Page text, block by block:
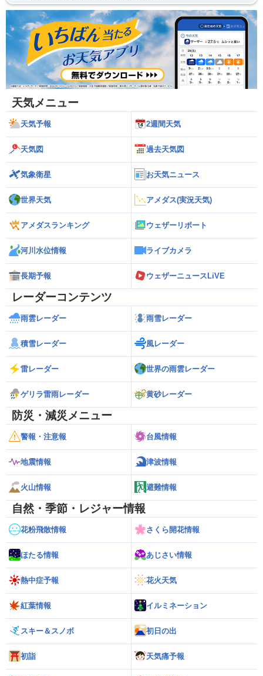
天気メニュー
天気予報 2週間天気
天気図 過去天気図
気象衛星 お天気ニュース
世界天気 アメダス(実況天気)
アメダスランキング ウェザーリポート
河川水位情報 ライブカメラ
長期予報 ウェザーニュースLiVE
レーダーコンテンツ
雨雲レーダー 雨雪レーダー
積雪レーダー 風レーダー
雷レーダー 世界の雨雲レーダー
ゲリラ雷雨レーダー 黄砂レーダー
防災・減災メニュー
警報・注意報 台風情報
地震情報 津波情報
火山情報 避難情報
自然・季節・レジャー情報
花粉飛散情報 さくら開花情報
ほたる情報 あじさい情報
熱中症予報 花火天気
紅葉情報 イルミネーション
スキー＆スノボ 初日の出
初詣 天気痛予報